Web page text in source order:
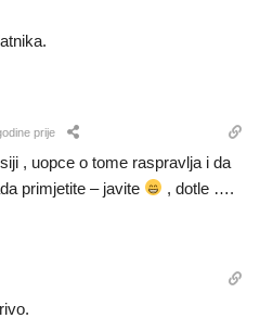
prije
, uopce o tome raspravlja i da
primjetite – javite
, dotle ….